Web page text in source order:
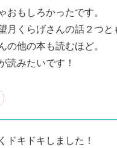
おもしろかったです。
月くらげさんの話２つと
の他の本も読むほど。
読みたいです！
ドキドキしました！